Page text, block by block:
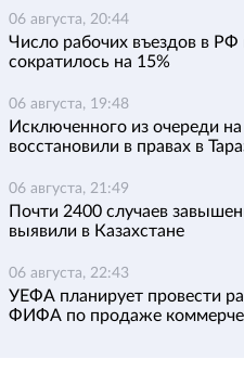
06 августа, 20:44
Число рабочих въездов в РФ
сократилось на 15%
06 августа, 19:48
Исключенного из очереди
восстановили в правах в
06 августа, 21:49
Почти 2400 случаев
выявили в Казахстане
06 августа, 22:43
УЕФА планирует провести
ФИФА по продаже